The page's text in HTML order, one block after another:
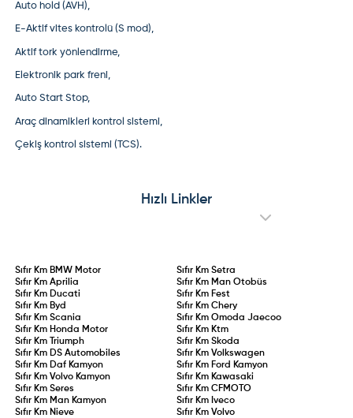
Auto hold (AVH),
E-Aktif vites kontrolü (S mod),
Aktif tork yönlendirme,
Elektronik park freni,
Auto Start Stop,
Araç dinamikleri kontrol sistemi,
Çekiş kontrol sistemi (TCS).
Hızlı Linkler
Sıfır Km BMW Motor Sıfır Km Setra
Sıfır KmAprilia Sıfır Km Man Otobüs
Sıfır Km Ducati Sıfır Km Fest
Sıfır Km Byd Sıfır Km Chery
Sıfır KmScania Sıfır Km Omoda Jaecoo
Sıfır Km Honda Motor Sıfır Km Ktm
Sıfır Km
Triumph Sıfır Km Skoda
Sıfır Km DS Automobiles Sıfır Km Volkswagen
Sıfır Km Daf Kamyon Sıfır Km Ford Kamyon
Sıfır KmVolvo Kamyon Sıfır Km Kawasaki
Sıfır KmSeres Sıfır Km CFMOTO
Sıfır Km Man Kamyon Sıfır Km Iveco
Sıfır Km Nieve Sıfır Km Volvo